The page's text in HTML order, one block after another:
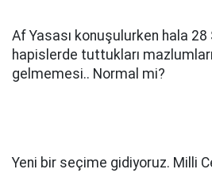
Af Yasası konuşulurken hala 28
hapislerde tuttukları
gelmemesi.. Normal mi?
Yeni bir seçime gidiyoruz. Milli